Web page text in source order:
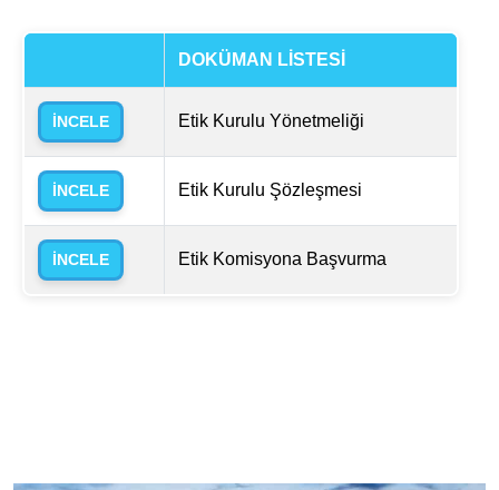
DOKÜMAN LİSTESİ
İNCELE Etik Kurulu Yönetmeliği
İNCELE Etik Kurulu Şözleşmesi
İNCELE Etik Komisyona Başvurma